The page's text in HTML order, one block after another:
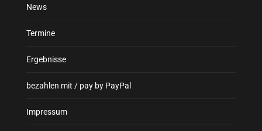
News
Termine
Ergebnisse
bezahlen mit / pay by PayPal
Impressum